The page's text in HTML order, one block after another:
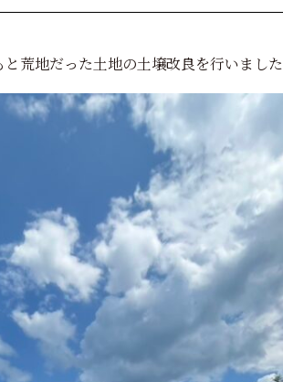
荒地だった土地の土壌改良を行いまし